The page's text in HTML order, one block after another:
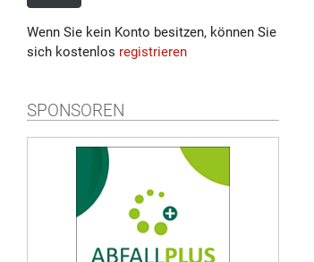
Wenn Sie kein Konto besitzen, können Sie
sich kostenlos registrieren
SPONSOREN